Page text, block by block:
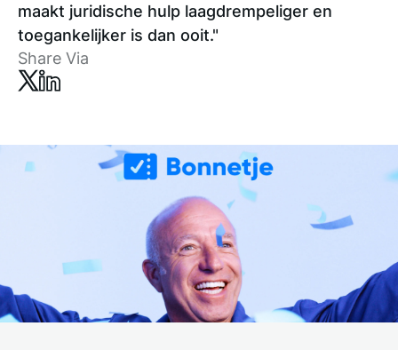
maakt juridische hulp laagdrempeliger en
toegankelijker is dan ooit."
Share Via